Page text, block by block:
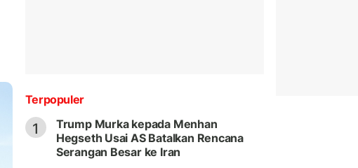
Terpopuler
1
Trump Murka kepada Menhan
Hegseth Usai AS Batalkan Rencana
Serangan Besar ke Iran